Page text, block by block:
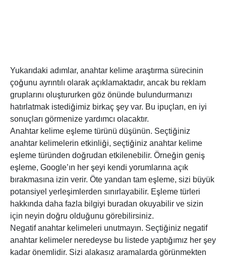
Yukarıdaki adımlar, anahtar kelime araştırma sürecinin
çoğunu ayrıntılı olarak açıklamaktadır, ancak bu reklam
gruplarını oluştururken göz önünde bulundurmanızı
hatırlatmak istediğimiz birkaç şey var. Bu ipuçları, en iyi
sonuçları görmenize yardımcı olacaktır.
Anahtar kelime eşleme türünü düşünün. Seçtiğiniz
anahtar kelimelerin etkinliği, seçtiğiniz anahtar kelime
eşleme türünden doğrudan etkilenebilir. Örneğin geniş
eşleme, Google’ın her şeyi kendi yorumlarına açık
bırakmasına izin verir. Öte yandan tam eşleme, sizi büyük
potansiyel yerleşimlerden sınırlayabilir. Eşleme türleri
hakkında daha fazla bilgiyi buradan okuyabilir ve sizin
için neyin doğru olduğunu görebilirsiniz.
Negatif anahtar kelimeleri unutmayın. Seçtiğiniz negatif
anahtar kelimeler neredeyse bu listede yaptığımız her şey
kadar önemlidir. Sizi alakasız aramalarda görünmekten